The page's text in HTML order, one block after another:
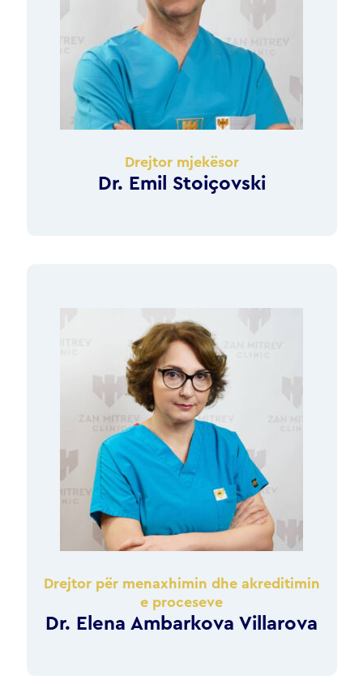
Drejtor mjekësor
Dr. Emil Stoiçovski
Drejtor për menaxhimin dhe akreditimin
e proceseve
Dr. Elena Ambarkova Villarova